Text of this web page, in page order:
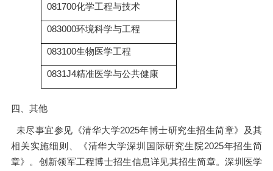
081700化学工程与技术
083000环境科学与工程
083100生物医学工程
0831J4精准医学与公共健康
四、 其他
未尽事宜参见《清华大学2025年博士研究生招生简章》及其
相关实施细则、《清华大学深圳国际研究生院2025年招生简
章》。创新领军工程博士招生信息详见其招生简章。深圳医学